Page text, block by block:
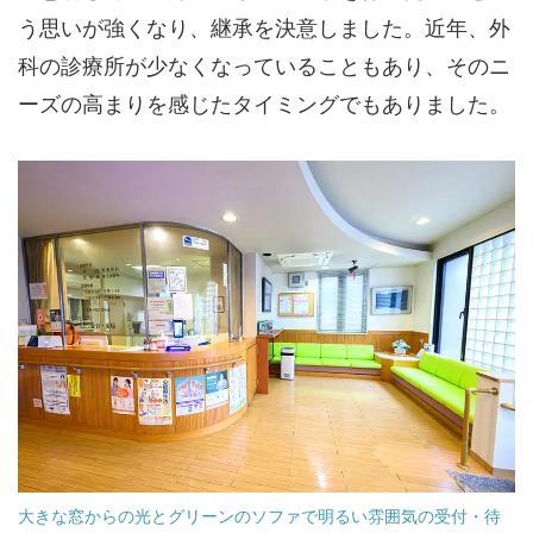
う思いが強くなり、継承を決意しました。近年、外
科の診療所が少なくなっていることもあり、そのニ
ーズの高まりを感じたタイミングでもありました。
大きな窓からの光とグリーンのソファで明るい雰囲気の受付・待